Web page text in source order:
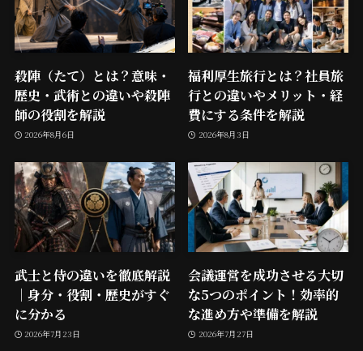
殺陣（たて）とは？意味・
歴史・武術との違いや殺陣
師の役割を解説
2026年8月6日
福利厚生旅行とは？社員旅
行との違いやメリット・経
費にする条件を解説
2026年8月3日
武士と侍の違いを徹底解説
｜身分・役割・歴史がすぐ
に分かる
2026年7月23日
会議運営を成功させる大切
な5つのポイント！効率的
な進め方や準備を解説
2026年7月27日